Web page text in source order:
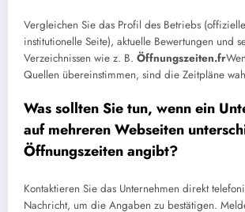
Vergleichen Sie das Profil des Betriebs
institutionelle Seite), aktuelle Bewertungen und
Verzeichnissen wie z. B. Öffnungszeiten.fr
Quellen übereinstimmen, sind die Zeitpläne
Was sollten Sie tun, wenn ein
auf mehreren Webseiten
Öffnungszeiten angibt?
Kontaktieren Sie das Unternehmen direkt
Nachricht, um die Angaben zu bestätigen.